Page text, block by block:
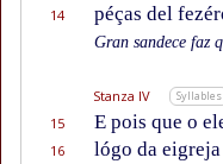
14
péças del
Gran sandece faz
Stanza IV Syllables
15 E pois que o
16
lógo da